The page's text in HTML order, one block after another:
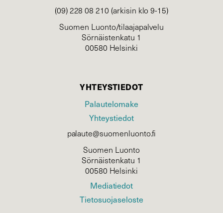
(09) 228 08 210 (arkisin klo 9-15)
Suomen Luonto/tilaajapalvelu
Sörnäistenkatu 1
00580 Helsinki
YHTEYSTIEDOT
Palautelomake
Yhteystiedot
palaute@suomenluonto.fi
Suomen Luonto
Sörnäistenkatu 1
00580 Helsinki
Mediatiedot
Tietosuojaseloste